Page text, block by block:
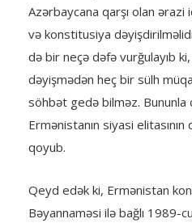
Azərbaycana qarşı olan ərazi
və konstitusiya
də bir neçə dəfə vurğulayıb
dəyişmədən heç bir sülh
söhbət gedə bilməz. Bununla
Ermənistanın siyasi elitasının
qoyub.
Qeyd edək ki, Ermənistan
Bəyannaməsi ilə bağlı 1989-